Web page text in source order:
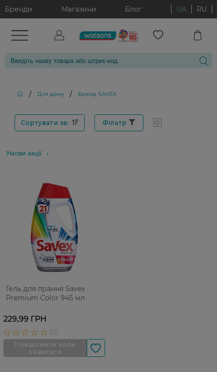
Бренди Магазини Блог UA RU
/ Для дому / Бренд: SAVEX
Сортувати за: Фільтр
Умови акції
Гель для прання Savex
Premium Color 945 мл
229,99 ГРН